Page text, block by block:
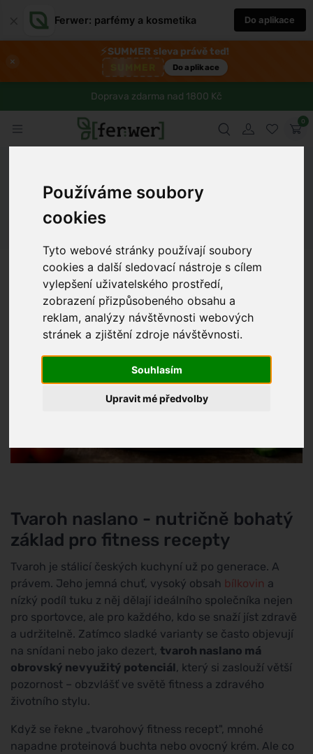
Používáme soubory
cookies
Tyto webové stránky používají soubory
cookies a další sledovací nástroje s cílem
vylepšení uživatelského prostředí,
zobrazení přizpůsobeného obsahu a
reklam, analýzy návštěvnosti webových
stránek a zjištění zdroje návštěvnosti.
Souhlasím
Upravit mé předvolby
Ferwer: parfémy a kosmetika Do aplikace
×
⚡SUMMER sleva právě teď!
Do aplikace
Doprava zdarma nad 1800 Kč
0
fitness pro zdravý životní styl
Tomáš Dvořák 8 min 30.4.2025
Tvaroh naslano - nutričně bohatý
základ pro fitness recepty
Tvaroh je stálicí českých kuchyní už po generace. A
právem. Jeho jemná chuť, vysoký obsah bílkovin a
nízký podíl tuku z něj dělají ideálního společníka nejen
pro sportovce, ale pro každého, kdo se snaží jíst zdravě
a udržitelně. Zatímco sladké varianty se často objevují
na snídani nebo jako dezert, tvaroh naslano má
obrovský nevyužitý potenciál, který si zaslouží větší
pozornost – obzvlášť ve světě fitness a zdravého
životního stylu.
Když se řekne „tvarohový fitness recept", mnohé
napadne proteinová buchta nebo ovocný krém. Ale co